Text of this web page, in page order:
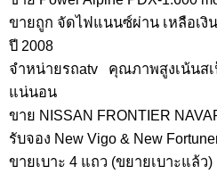
ขายถูก จัดไฟแนนซ์ผ่าน เหลือเงิ
ปี 2008
จำหน่ายรถatv คุณภาพสูงเน้นส
แน่นอน
ขาย NISSAN FRONTIER
รับจอง New Vigo & New
ขายเบาะ 4 แถว (ขยายเบาะแล้ว